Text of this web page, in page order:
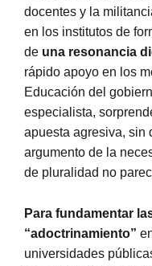
docentes y la
en los institutos de
de una resonancia
rápido apoyo en los
Educación del
especialista,
apuesta agresiva, sin
argumento de la
de pluralidad no
Para fundamentar
“adoctrinamiento”
universidades